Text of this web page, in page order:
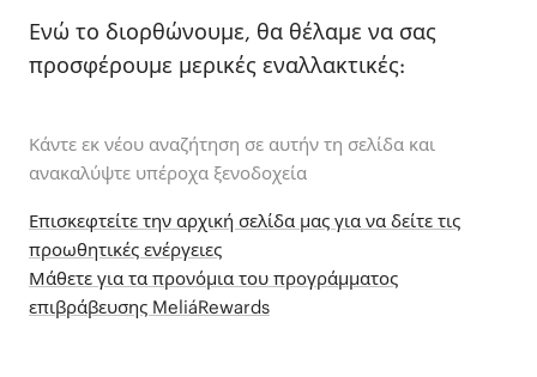
Ενώ το διορθώνουμε, θα θέλαμε να σας
προσφέρουμε μερικές εναλλακτικές:
Κάντε εκ νέου αναζήτηση σε αυτήν τη σελίδα και
ανακαλύψτε υπέροχα ξενοδοχεία
Επισκεφτείτε την αρχική σελίδα μας για να δείτε τις
προωθητικές ενέργειες
Μάθετε για τα προνόμια του προγράμματος
επιβράβευσης MeliáRewards